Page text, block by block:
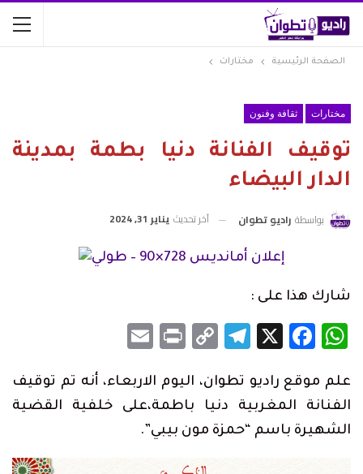
الصفحة الرئيسية مختارات
مختارات ثقافة وفنون
توقيف الفنانة دنيا بطمة بمدينة
الدار البيضاء
بواسطة راديو تطوان آخر تحديث يناير 31, 2024
شارك هذا على :
WhatsApp
Facebook
X
Telegram
Copy
Print
علم موقع راديو تطوان، اليوم الاربعاء، أنه تم توقيف
الفنانة المغربية دنيا باطمة،على خلفية القضية
الشهيرة باسم “حمزة مون بيبي”.